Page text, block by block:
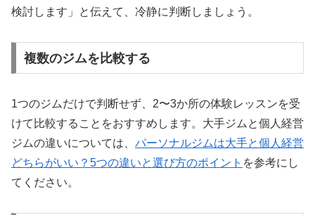
検討します」と伝えて、冷静に判断しましょう。
複数のジムを比較する
1つのジムだけで判断せず、2〜3か所の体験レッスンを受
けて比較することをおすすめします。大手ジムと個人経営
ジムの違いについては、 パーソナルジムは大手と個人経営
どちらがいい？5つの違いと選び方のポイント を参考にし
てください。